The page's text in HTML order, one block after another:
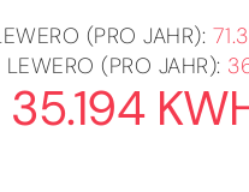
(PRO JAHR):
(PRO JAHR):
35.194